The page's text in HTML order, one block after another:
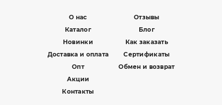
О нас
Каталог
Новинки
Доставка и оплата
Опт
Акции
Контакты
Отзывы
Блог
Как заказать
Сертификаты
Обмен и возврат